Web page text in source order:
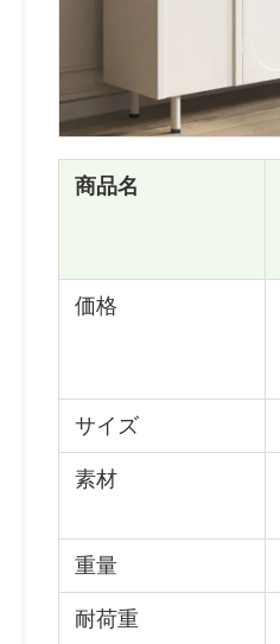
商品名
価格
サイズ
素材
重量
耐荷重